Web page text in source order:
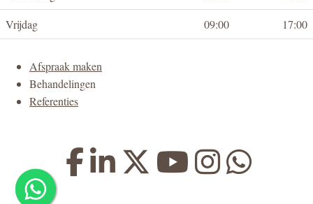
Vrijdag
09:00 17:00
Afspraak maken
Behandelingen
Referenties